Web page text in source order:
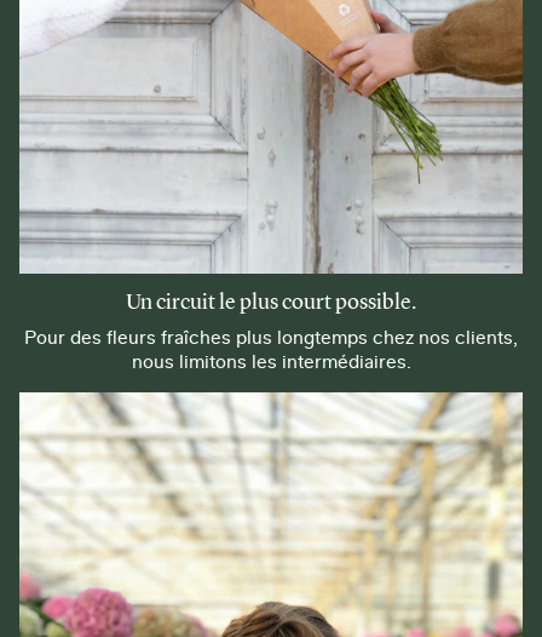
Un circuit le plus court possible.
Pour des fleurs fraîches plus longtemps chez nos clients,
nous limitons les intermédiaires.